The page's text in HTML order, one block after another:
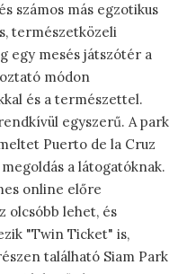
számos más egzotikus
természetközeli
egy mesés játszótér a
módon
és a természettel.
egyszerű. A park
Puerto de la Cruz
a látogatóknak.
online előre
olcsóbb lehet, és
"Twin Ticket" is,
található Siam Park